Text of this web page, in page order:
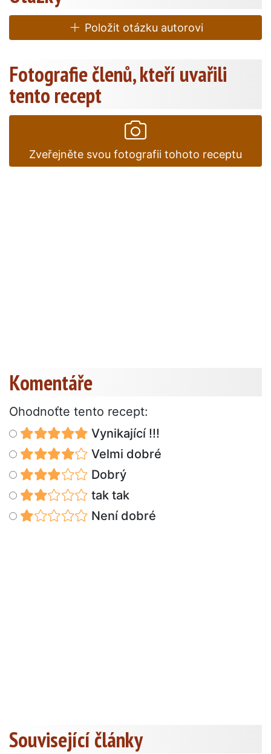
Položit otázku autorovi
Fotografie členů, kteří uvařili
tento recept
Zveřejněte svou fotografii tohoto receptu
Komentáře
Ohodnoťte tento recept:
Vynikající !!!
Velmi dobré
Dobrý
tak tak
Není dobré
Související články